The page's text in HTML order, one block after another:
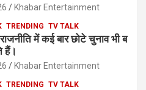
Khabar Entertainment
TRENDING TV TALK
में कई बार छोटे चुनाव भी ब
हैं।
Khabar Entertainment
TRENDING TV TALK